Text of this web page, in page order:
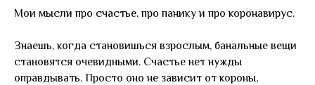
Мои мысли про счастье, про панику и про коронавирус.
Знаешь, когда становишься взрослым, банальные вещи
становятся очевидными. Счастье нет нужды
оправдывать. Просто оно не зависит от короны,